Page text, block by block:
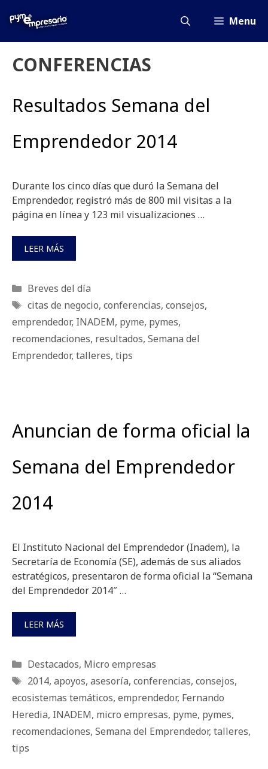
Menu
CONFERENCIAS
Resultados Semana del
Emprendedor 2014
Durante los cinco días que duró la Semana del
Emprendedor, registró más de 800 mil visitas a la
página en línea y 123 mil visualizaciones …
LEER MÁS
Categorías
Breves del día
Etiquetas
citas de negocio, conferencias, consejos,
emprendedor, INADEM, pyme, pymes,
recomendaciones, resultados, Semana del
Emprendedor, talleres, tips
Anuncian de forma oficial la
Semana del Emprendedor
2014
El Instituto Nacional del Emprendedor (Inadem), la
Secretaría de Economía (SE), además de sus aliados
estratégicos, presentaron de forma oficial la “Semana
del Emprendedor 2014″ …
LEER MÁS
Categorías
Destacados, Micro empresas
Etiquetas
2014, apoyos, asesoría, conferencias, consejos,
ecosistemas temáticos, emprendedor, Fernando
Heredia, INADEM, micro empresas, pyme, pymes,
recomendaciones, Semana del Emprendedor, talleres,
tips